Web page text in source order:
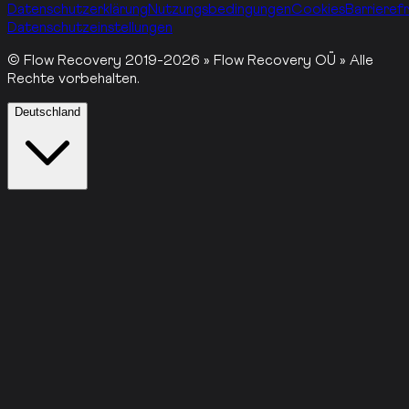
DatenschutzerklärungNutzungsbedingungenCookies
Datenschutzeinstellungen
© Flow Recovery 2019-2026 » Flow Recovery OÜ » Alle
Rechte vorbehalten.
Deutschland